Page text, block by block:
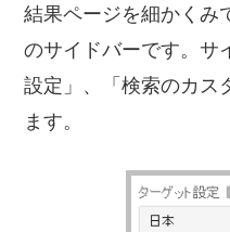
結果ページを細かくみ
のサイドバーです。サ
設定」、「検索のカス
ます。